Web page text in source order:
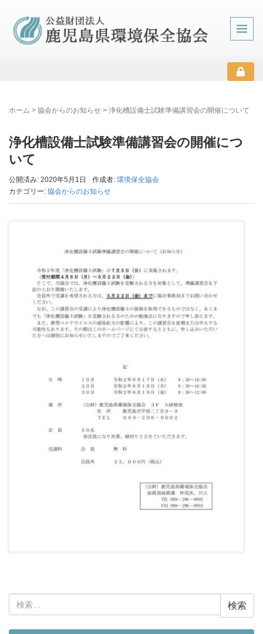
ホーム > 協会からのお知らせ > 浄化槽設備士試験準備講習会の開催について
浄化槽設備士試験準備講習会の開催につ
いて
公開済み: 2020年5月1日 作成者: 環境保全協会
カテゴリー: 協会からのお知らせ
索: